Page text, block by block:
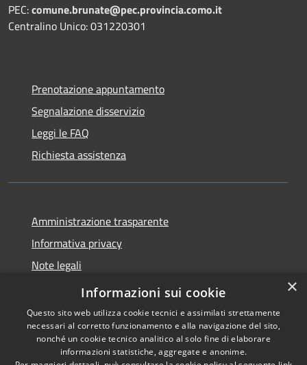
PEC:comune.brunate@pec.provincia.como.it
Centralino Unico: 031220301
Prenotazione appuntamento
Segnalazione disservizio
Leggi le FAQ
Richiesta assistenza
Amministrazione trasparente
Informativa privacy
Note legali
Dichiarazione di accessibilità
Copyright © 2026 • Comune di
×
Informazioni sui cookie
Questo sito web utilizza cookie tecnici e assimilati strettamente
necessari al corretto funzionamento e alla navigazione del sito,
nonché un cookie tecnico analitico al solo fine di elaborare
informazioni statistiche, aggregate e anonime.